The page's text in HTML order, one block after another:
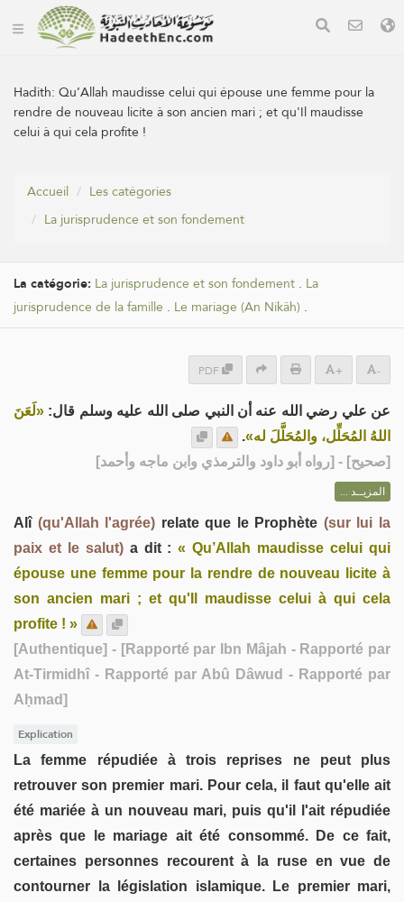
Hadith:Qu’Allah maudisse celui qui épouse une femme pour la
rendre de nouveau licite à son ancien mari ; et qu'Il maudisse
celui à qui cela profite !
Accueil
Les catégories
La jurisprudence et son fondement
La catégorie: La jurisprudence et son fondement . La
jurisprudence de la famille . Le mariage (An Nikâh) .
PDF + -
عن علي رضي الله عنه أن النبي صلى الله عليه وسلم قال: «لَعَنَ
اللهُ المُحَلِّل، والمُحَلَّلَ له».
[صحيح] - [رواه أبو داود والترمذي وابن ماجه وأحمد]
المزيــد ...
Alî (qu'Allah l'agrée) relate que le Prophète (sur lui la
paix et le salut)a dit :« Qu’Allah maudisse celui qui
épouse une femme pour la rendre de nouveau licite à
son ancien mari ; et qu'Il maudisse celui à qui cela
profite ! »
[Authentique] - [Rapporté par Ibn Mâjah - Rapporté par
At-Tirmidhî - Rapporté par Abû Dâwud - Rapporté par
Aḥmad]
Explication
La femme répudiée à trois reprises ne peut plus
retrouver son premier mari. Pour cela, il faut qu'elle ait
été mariée à un nouveau mari, puis qu'il l'ait répudiée
après que le mariage ait été consommé. De ce fait,
certaines personnes recourent à la ruse en vue de
contourner la législation islamique. Le premier mari,